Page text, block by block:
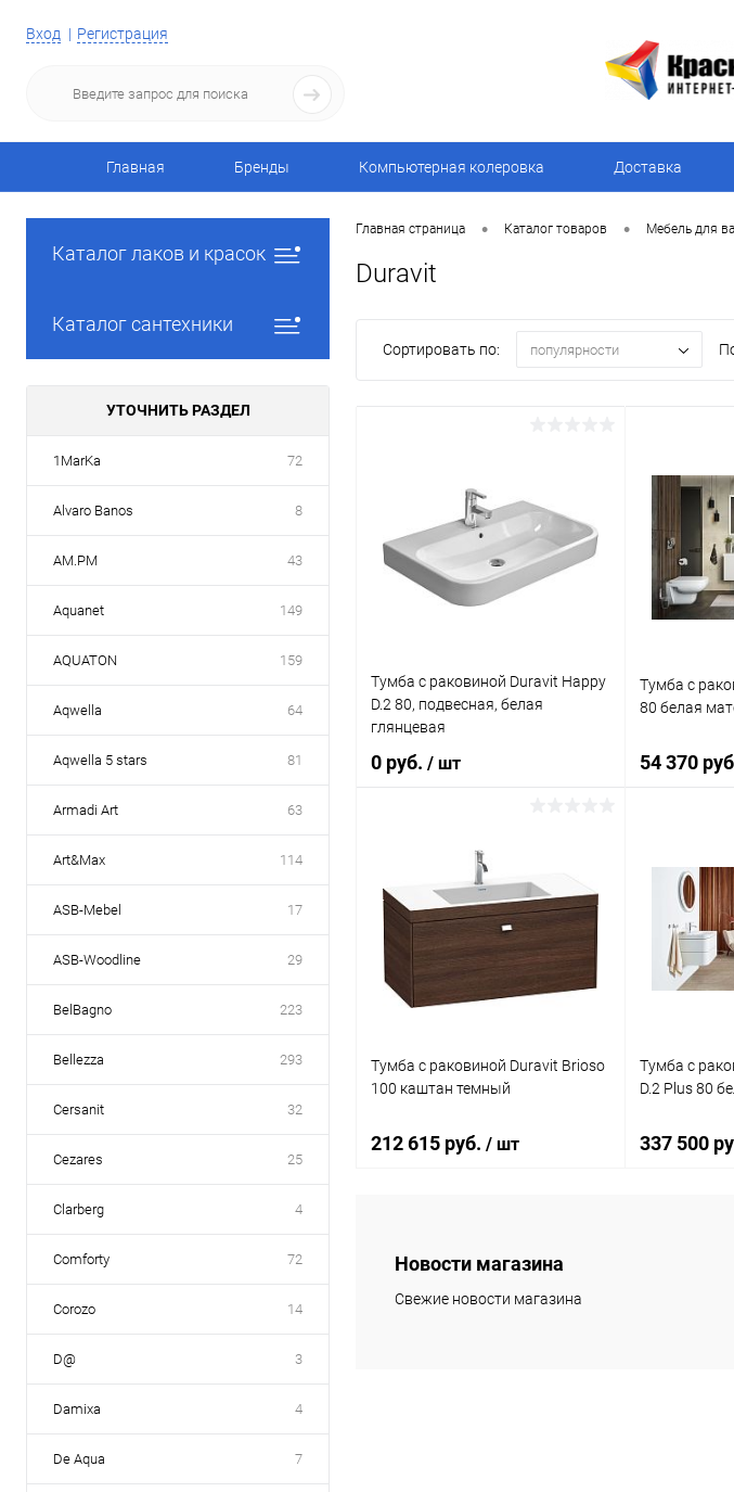
Вход Регистрация
Главная Бренды Компьютерная колеровка Доставка
Каталог лаков и красок
Каталог сантехники
УТОЧНИТЬ РАЗДЕЛ
1MarKa 72
Alvaro Banos 8
AM.PM 43
Aquanet 149
AQUATON 159
Aqwella 64
Aqwella 5 stars 81
Armadi Art 63
Art&Max 114
ASB-Mebel 17
ASB-Woodline 29
BelBagno 223
Bellezza 293
Cersanit 32
Cezares 25
Clarberg 4
Comforty 72
Corozo 14
D@ 3
Damixa 4
De Aqua 7
Главная страница • Каталог товаров • Мебель для
Duravit
Сортировать по: популярности
Тумба с раковиной Duravit Happy
D.2 80, подвесная, белая
глянцевая
0 руб. / шт
Подписаться
Купить в 1 клик Сравнение
В избранное Недоступно
Тумба с
80 белая
54 370
Купить в 1
В
Тумба с раковиной Duravit Brioso
100 каштан темный
212 615 руб. / шт
Купить в 1 клик
Тумба с
D.2 Plus 80
337 500
Новости магазина
Свежие новости магазина